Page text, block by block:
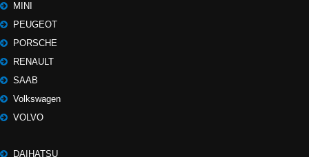
MINI
PEUGEOT
PORSCHE
RENAULT
SAAB
Volkswagen
VOLVO
DAIHATSU